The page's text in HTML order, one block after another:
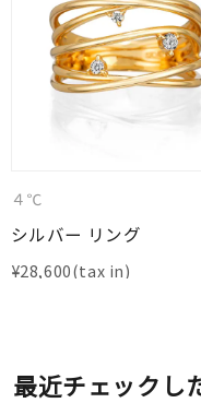
４℃
シルバー リング
¥28,600
最近チェックし